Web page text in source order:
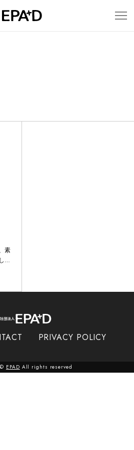
素
ま
心
達
おく
PRIVACY POLICY
EPAD All rights reserved